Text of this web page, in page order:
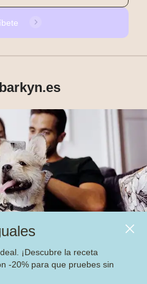
¡Descubre la receta
-20% para que pruebes sin